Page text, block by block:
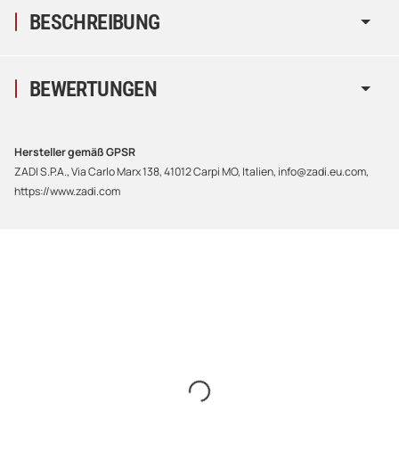
BESCHREIBUNG
BEWERTUNGEN
Hersteller gemäß GPSR
ZADI S.P.A., Via Carlo Marx 138, 41012 Carpi MO, Italien, info@zadi.eu.com,
https://www.zadi.com